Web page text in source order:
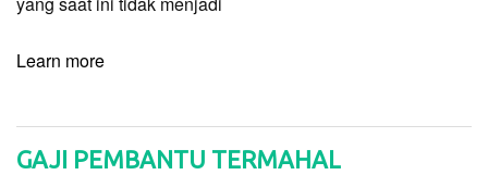
Learn more
GAJI PEMBANTU TERMAHAL